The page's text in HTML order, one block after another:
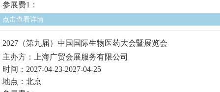
参展费1：
点击查看详情
2027（第九届）中国国际生物医药大会暨展览会
主办方：上海广贸会展服务有限公司
时间：2027-04-23-2027-04-25
地点：北京